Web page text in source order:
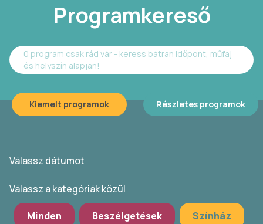
Programkereső
0 program csak rád vár - keress bátran időpont, műfaj
és helyszín alapján!
Kiemelt programok Részletes programok
Válassz dátumot
Válassz a kategóriák közül
Minden Beszélgetések Színház